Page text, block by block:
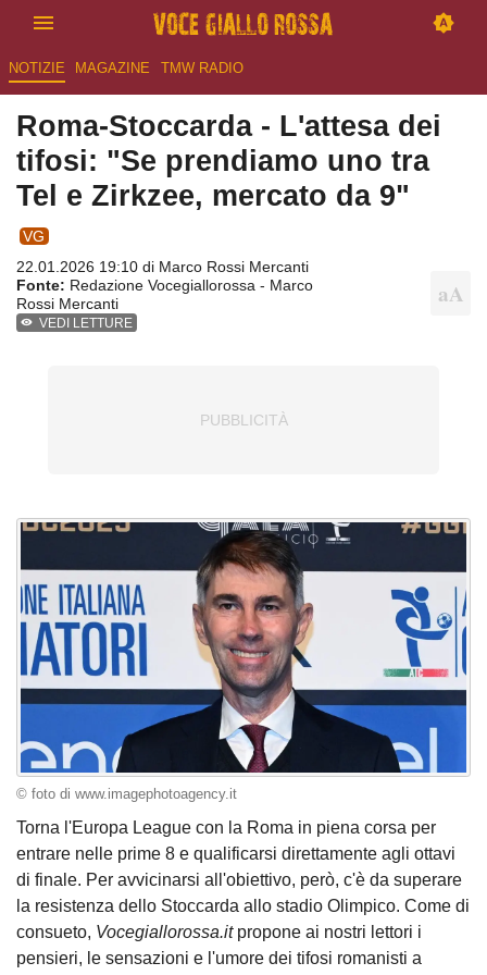
NOTIZIE MAGAZINE TMW RADIO
Roma-Stoccarda - L'attesa dei
tifosi: "Se prendiamo uno tra
Tel e Zirkzee, mercato da 9"
VG
22.01.2026 19:10 di Marco Rossi Mercanti
Fonte: Redazione Vocegiallorossa - Marco
Rossi Mercanti
VEDI LETTURE
© foto di www.imagephotoagency.it
Torna l'Europa League con la Roma in piena corsa per
entrare nelle prime 8 e qualificarsi direttamente agli ottavi
di finale. Per avvicinarsi all'obiettivo, però, c'è da superare
la resistenza dello Stoccarda allo stadio Olimpico. Come di
consueto, Vocegiallorossa.itpropone ai nostri lettori i
pensieri, le sensazioni e l'umore dei tifosi romanisti a